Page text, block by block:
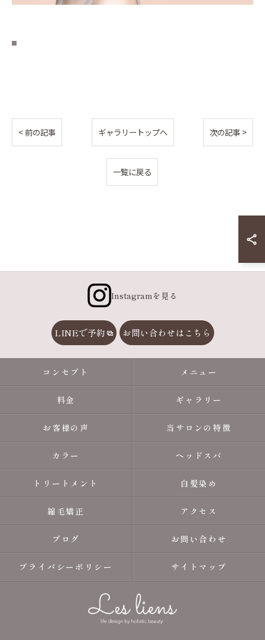
< 前の記事 ギャラリートップへ 次の記事 >
一覧に戻る
Instagramを見る
LINEで予約 お問い合わせはこちら
コンセプト メニュー
料金 ギャラリー
お客様の声 当サロンの特徴
カラー ヘッドスパ
トリートメント 白髪染め
縮毛矯正 アクセス
ブログ お問い合わせ
プライバシーポリシー サイトマップ